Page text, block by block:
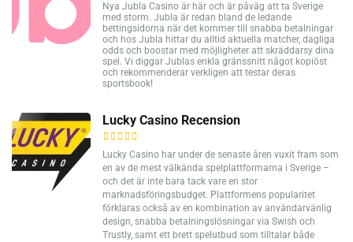
Nya Jubla Casino är här och är påväg att ta Sverige
med storm. Jubla är redan bland de ledande
bettingsidorna när det kommer till snabba betalningar
och hos Jubla hittar du alltid aktuella matcher, dagliga
odds och boostar med möjligheter att skräddarsy dina
spel. Vi diggar Jublas enkla gränssnitt något kopiöst
och rekommenderar verkligen att testar deras
sportsbook!
Lucky Casino Recension
Lucky Casino har under de senaste åren vuxit fram som
en av de mest välkända spelplattformarna i Sverige –
och det är inte bara tack vare en stor
marknadsföringsbudget. Plattformens popularitet
förklaras också av en kombination av användarvänlig
design, snabba betalningslösningar via Swish och
Trustly, samt ett brett spelutbud som tilltalar både